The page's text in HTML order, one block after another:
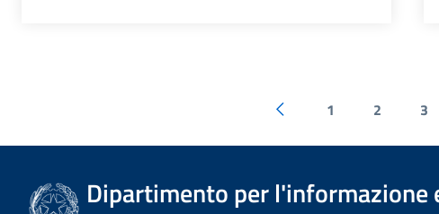
1 2 3
Dipartimento per l'informazione